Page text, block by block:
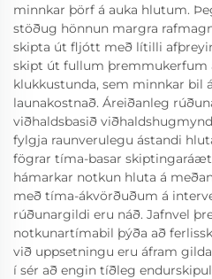
minnkar þörf á auka hlutum.
stöðug hönnun margra
skipta út fljótt með lítilli
skipt út fullum þremmukerfum
klukkustunda, sem minnkar bil
launakostnað. Áreiðanleg
viðhaldsbasið
fylgja raunverulegu ástandi
fögrar tíma-basar
hámarkar notkun hluta á
með tíma-ákvörðuðum á
rúðunargildi eru náð. Jafnvel
notkunartímabil þýða að
við uppsetningu eru áfram
í sér að engin tíðleg